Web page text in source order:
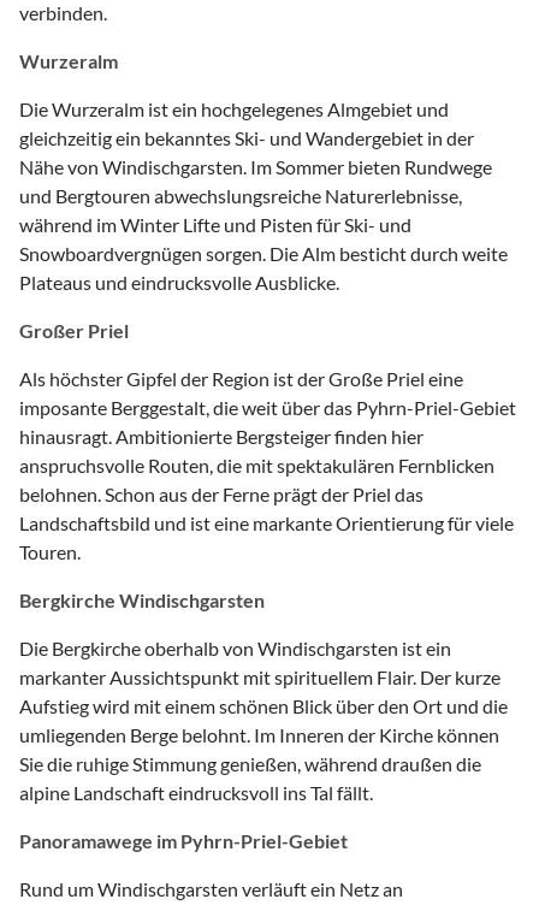
verbinden.
Wurzeralm
Die Wurzeralm ist ein hochgelegenes Almgebiet und
gleichzeitig ein bekanntes Ski- und Wandergebiet in der
Nähe von Windischgarsten. Im Sommer bieten Rundwege
und Bergtouren abwechslungsreiche Naturerlebnisse,
während im Winter Lifte und Pisten für Ski- und
Snowboardvergnügen sorgen. Die Alm besticht durch weite
Plateaus und eindrucksvolle Ausblicke.
Großer Priel
Als höchster Gipfel der Region ist der Große Priel eine
imposante Berggestalt, die weit über das Pyhrn-Priel-Gebiet
hinausragt. Ambitionierte Bergsteiger finden hier
anspruchsvolle Routen, die mit spektakulären Fernblicken
belohnen. Schon aus der Ferne prägt der Priel das
Landschaftsbild und ist eine markante Orientierung für viele
Touren.
Bergkirche Windischgarsten
Die Bergkirche oberhalb von Windischgarsten ist ein
markanter Aussichtspunkt mit spirituellem Flair. Der kurze
Aufstieg wird mit einem schönen Blick über den Ort und die
umliegenden Berge belohnt. Im Inneren der Kirche können
Sie die ruhige Stimmung genießen, während draußen die
alpine Landschaft eindrucksvoll ins Tal fällt.
Panoramawege im Pyhrn-Priel-Gebiet
Rund um Windischgarsten verläuft ein Netz an